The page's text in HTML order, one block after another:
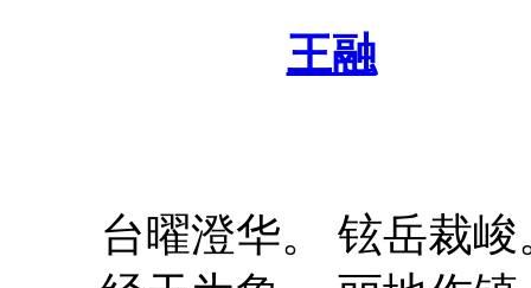
王融
台曜澄华。 铉岳裁峻